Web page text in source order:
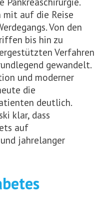
mit auf die Reise
Von den
bis hin zu
Verfahren
gewandelt.
und moderner
die
deutlich.
klar, dass
auf
jahrelanger